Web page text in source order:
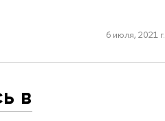
6 июля, 2021 г.
в